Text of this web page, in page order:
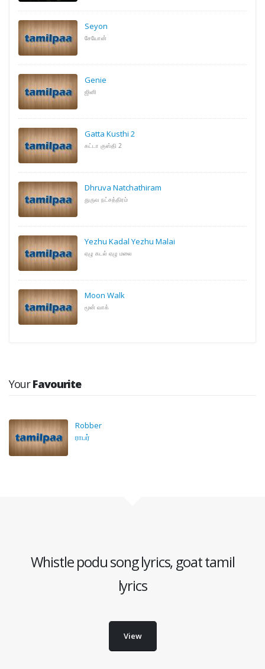
Seyon
சேயோன்
Genie
ஜினி
Gatta Kusthi 2
கட்டா குஸ்தி 2
Dhruva Natchathiram
துருவ நட்சத்திரம்
Yezhu Kadal Yezhu Malai
ஏழு கடல் ஏழு மலை
Moon Walk
மூன் வாக்
YourFavourite
Robber
ராபர்
Whistle podu song lyrics, goat tamil
lyrics
View